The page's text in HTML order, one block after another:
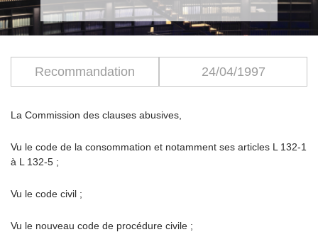
Recommandation 24/04/1997
La Commission des clauses abusives,
Vu le code de la consommation et notamment ses articles L 132-1
à L 132-5 ;
Vu le code civil ;
Vu le nouveau code de procédure civile ;